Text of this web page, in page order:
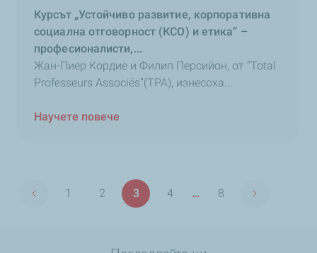
Курсът „Устойчиво развитие, корпоративна
социална отговорност (КСО) и етика” –
професионалисти,...
Жан-Пиер Кордие и Филип Персийон, от “Total
Professeurs Associés”(TPA), изнесоха...
Научете повече
Previous page
First
1
Страница
2
Страница
3
Страница
4 …
Last
8
Next page